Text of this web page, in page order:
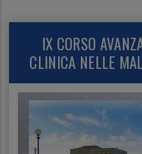
IX CORSO
CLINICA NELLE